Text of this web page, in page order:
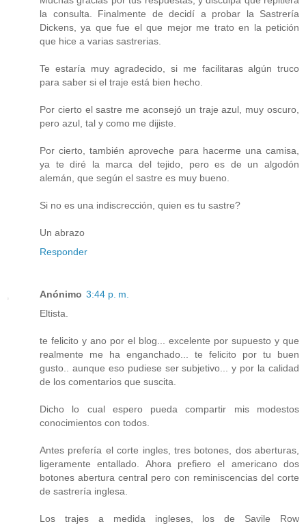
la consulta. Finalmente de decidí a probar la Sastrería
Dickens, ya que fue el que mejor me trato en la petición
que hice a varias sastrerias.
Te estaría muy agradecido, si me facilitaras algún truco
para saber si el traje está bien hecho.
Por cierto el sastre me aconsejó un traje azul, muy oscuro,
pero azul, tal y como me dijiste.
Por cierto, también aproveche para hacerme una camisa,
ya te diré la marca del tejido, pero es de un algodón
alemán, que según el sastre es muy bueno.
Si no es una indiscrección, quien es tu sastre?
Un abrazo
Responder
Anónimo 3:44 p. m.
Eltista.
te felicito y ano por el blog... excelente por supuesto y que
realmente me ha enganchado... te felicito por tu buen
gusto.. aunque eso pudiese ser subjetivo... y por la calidad
de los comentarios que suscita.
Dicho lo cual espero pueda compartir mis modestos
conocimientos con todos.
Antes prefería el corte ingles, tres botones, dos aberturas,
ligeramente entallado. Ahora prefiero el americano dos
botones abertura central pero con reminiscencias del corte
de sastrería inglesa.
Los trajes a medida ingleses, los de Savile Row